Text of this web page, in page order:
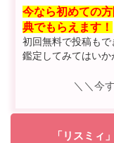
今なら初めての
典でもらえます！
初回無料で投稿もで
鑑定してみてはいか
＼＼今
「リスミィ